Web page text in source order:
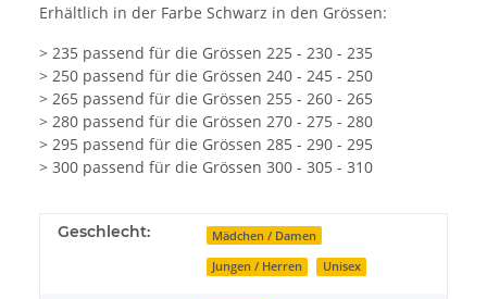
Erhältlich in der Farbe Schwarz in den Grössen:
> 235 passend für die Grössen 225 - 230 - 235
> 250 passend für die Grössen 240 - 245 - 250
> 265 passend für die Grössen 255 - 260 - 265
> 280 passend für die Grössen 270 - 275 - 280
> 295 passend für die Grössen 285 - 290 - 295
> 300 passend für die Grössen 300 - 305 - 310
Geschlecht: Mädchen / Damen
Jungen / Herren Unisex